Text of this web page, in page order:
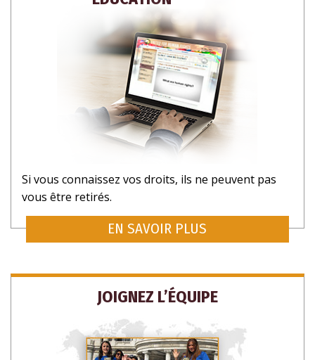
MISES À JOUR ET DES FAÇONS D’AIDER
Si vous connaissez vos droits, ils ne peuvent pas
vous être retirés.
EN SAVOIR PLUS
JOIGNEZ L’ÉQUIPE